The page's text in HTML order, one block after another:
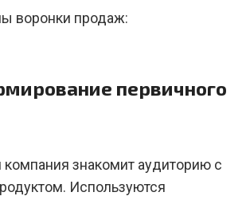
воронки продаж:
первичного
компания знакомит аудиторию с
Используются